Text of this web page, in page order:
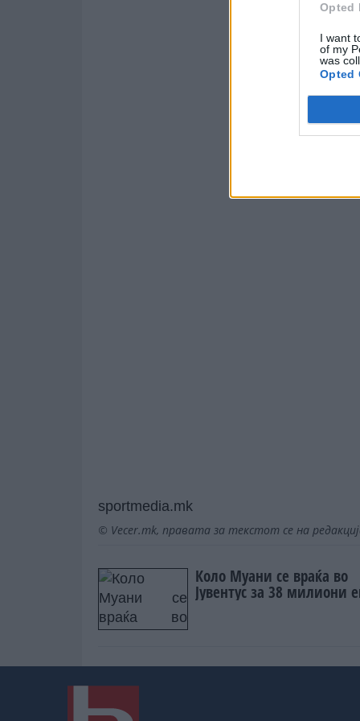
Opted
I want
of my
was
Opted
sportmedia.mk
© Vecer.mk, правата за текстот се на
Коло Муани се враќа во
Јувентус за 38 милиони